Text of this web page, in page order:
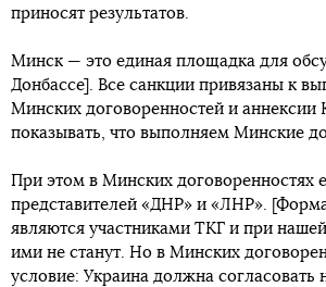
приносят результатов.
Минск — это единая площадка для
Донбассе]. Все санкции привязаны к
Минских договоренностей и
показывать, что выполняем Минские
При этом в Минских договоренностях
представителей «ДНР» и «ЛНР».
являются участниками ТКГ и при
ими не станут. Но в Минских
условие: Украина должна согласовать